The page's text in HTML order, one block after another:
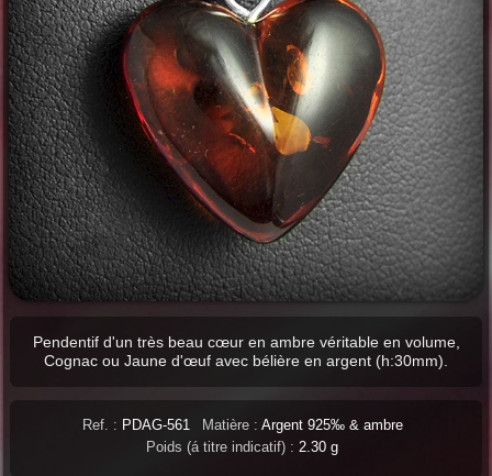
Pendentif d'un très beau cœur en ambre véritable en volume,
Cognac ou Jaune d'œuf avec bélière en argent (h:30mm).
Ref. : PDAG-561 Matière : Argent 925‰ & ambre
Poids (á titre indicatif) : 2.30 g